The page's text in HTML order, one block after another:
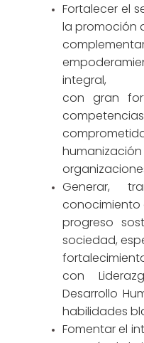
Fortalecer el
la promoción
integral,
con gran
humanización
Generar,
conocimiento
progreso
sociedad,
con
Desarrollo
habilidades
Fomentar el